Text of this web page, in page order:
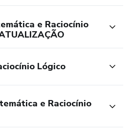
e Raciocínio
Lógico
e Raciocínio